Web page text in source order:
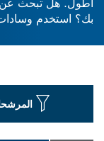
أطول. هل تبحث عن
بك؟ استخدم وسادات
متعدد الفتحات،
سوف تستمر أوراق
تتعرض لأضرار أقل